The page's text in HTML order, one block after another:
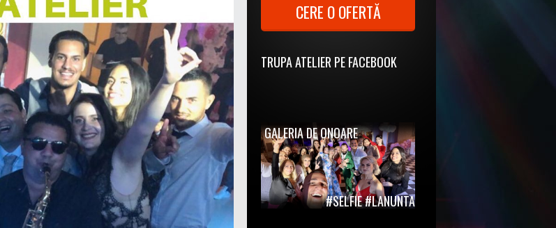
CERE O OFERTĂ
TRUPA ATELIER PE FACEBOOK
GALERIA DE ONOARE
#SELFIE #LANUNTA